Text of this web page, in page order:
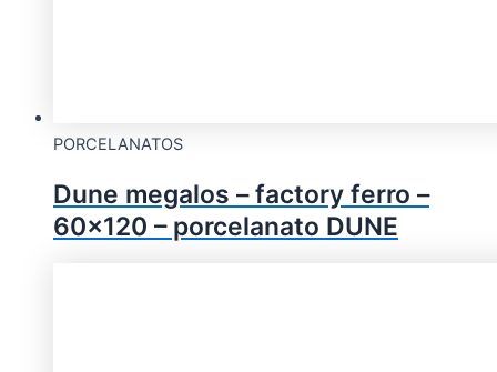
PORCELANATOS
Dune megalos – factory ferro –
60×120 – porcelanato DUNE